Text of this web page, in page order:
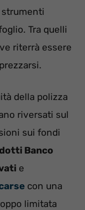
strumenti
Tra quelli
riterrà essere
della polizza
riversati sul
sui fondi
Banco
e
con una
limitata